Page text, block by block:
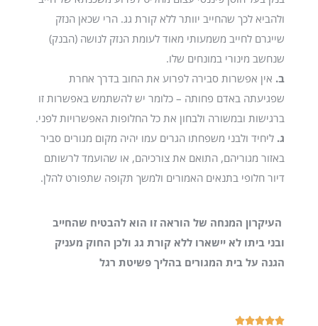
ולהביא לכך שהחייב יוותר ללא קורת גג. הרי שכאן הנזק
שייגרם לחייב משמעותי מאוד לעומת הנזק לנושה (הבנק)
שנחשב מינורי במונחים שלו.
ב. אין אפשרות סבירה לפרוע את החוב בדרך אחרת
שפגיעתה באדם פחותה – כלומר יש להשתמש באפשרות זו
ברגישות ובמשורה ולבחון את כל החלופות האפשרויות לפני.
ג. ליחיד ולבני משפחתו הגרים עמו יהיה מקום מגורים סביר
באזור מגוריהם, התואם את צורכיהם, או שהועמד לרשותם
דיור חלופי בתנאים האמורים ולמשך תקופה שתפורט להלן.
העיקרון המנחה של הוראה זו הוא להבטיח שהחייב
ובני ביתו לא יישארו ללא קורת גג ולכן החוק מעניק
הגנה על בית המגורים בהליך פשיטת רגל




